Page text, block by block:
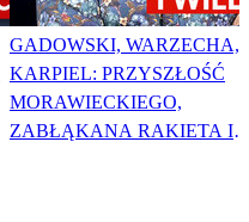
GADOWSKI, WARZECHA,
KARPIEL: PRZYSZŁOŚĆ
MORAWIECKIEGO,
ZABŁĄKANA RAKIETA I